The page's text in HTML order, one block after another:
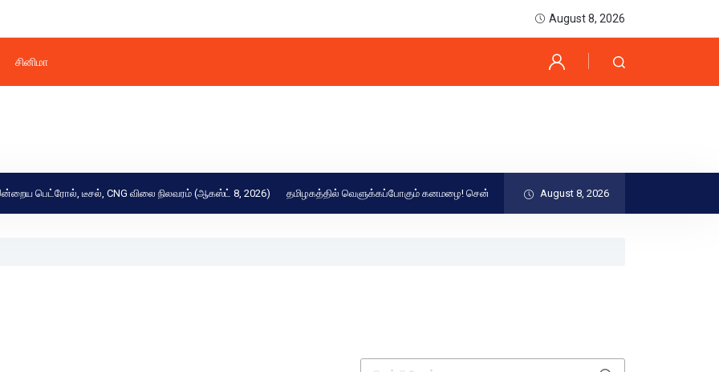
August 8, 2026
சினிமா
டீசல், CNG விலை நிலவரம் (ஆகஸ்ட் 8, 2026) தமிழகத்தில் வெளுக்கப்போகும் கனமழை! சென்னை முதல் கன்னியாகுமரி வரை எச்சரிக்கை: இன்றைய முழு
August 8, 2026